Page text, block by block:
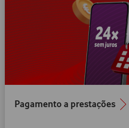
Pagamento a prestações